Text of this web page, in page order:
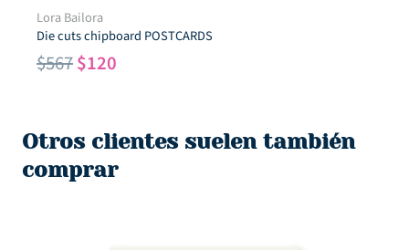
Lora Bailora
Die cuts chipboard POSTCARDS
$567El
era:
$567.
$120
es:
$120.
Otros clientes suelen también
comprar